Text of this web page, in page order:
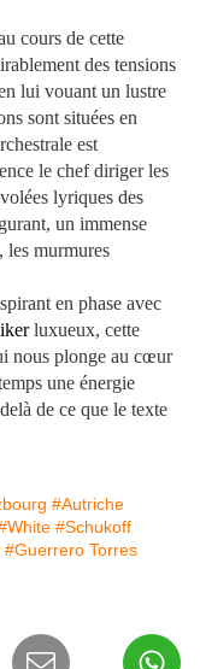
cours de cette
des tensions
lui vouant un lustre
sont situées en
est
le chef diriger les
lyriques des
un immense
les murmures
en phase avec
luxueux, cette
nous plonge au cœur
une énergie
de ce que le texte
#Autriche
#Schukoff
#Guerrero Torres